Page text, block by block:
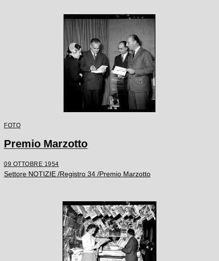
FOTO
Premio Marzotto
09 OTTOBRE 1954
Settore NOTIZIE /Registro 34 /Premio Marzotto